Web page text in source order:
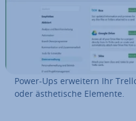
Power-Ups erweitern Ihr
oder äs­the­ti­sche Elemente.